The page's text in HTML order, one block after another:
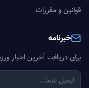
قوانین و مقررات
خبرنامه
برای دریافت آخرین اخبار